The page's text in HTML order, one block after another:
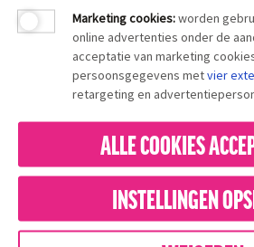
Marketing cookies:worden
online advertenties onder de
acceptatie van marketing
persoonsgegevens metvier
retargeting en
ALLE COOKIES
INSTELLINGEN